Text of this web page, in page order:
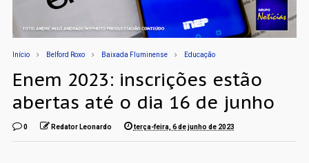
Início Belford Roxo Baixada Fluminense Educação
Enem 2023: inscrições estão
abertas até o dia 16 de junho
0 Redator Leonardo terça-feira, 6 de junho de 2023